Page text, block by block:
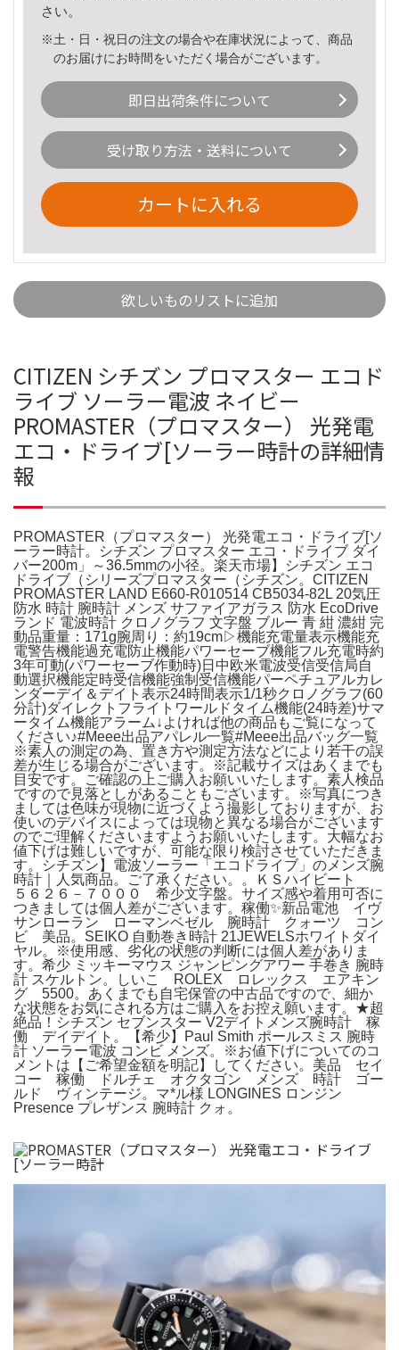
さい。
※土・日・祝日の注文の場合や在庫状況によって、商品
のお届けにお時間をいただく場合がございます。
即日出荷条件について
受け取り方法・送料について
カートに入れる
欲しいものリストに追加
CITIZEN シチズン プロマスター エコド
ライブ ソーラー電波 ネイビー
PROMASTER（プロマスター） 光発電
エコ・ドライブ[ソーラー時計の詳細情
報
PROMASTER（プロマスター） 光発電エコ・ドライブ[ソ
ーラー時計。シチズン プロマスター エコ・ドライブ ダイ
バー200m」～36.5mmの小径。楽天市場】シチズン エコ
ドライブ（シリーズプロマスター（シチズン。CITIZEN
PROMASTER LAND E660-R010514 CB5034-82L 20気圧
防水 時計 腕時計 メンズ サファイアガラス 防水 EcoDrive
ランド 電波時計 クロノグラフ 文字盤 ブルー 青 紺 濃紺 完
動品重量：171g腕周り：約19cm▷機能充電量表示機能充
電警告機能過充電防止機能パワーセーブ機能フル充電時約
3年可動(パワーセーブ作動時)日中欧米電波受信受信局自
動選択機能定時受信機能強制受信機能パーペチュアルカレ
ンダーデイ＆デイト表示24時間表示1/1秒クロノグラフ(60
分計)ダイレクトフライトワールドタイム機能(24時差)サマ
ータイム機能アラーム↓よければ他の商品もご覧になって
ください♪#Meee出品アパレル一覧#Meee出品バッグ一覧
※素人の測定の為、置き方や測定方法などにより若干の誤
差が生じる場合がございます。※記載サイズはあくまでも
目安です。ご確認の上ご購入お願いいたします。素人検品
ですので見落としがあることもございます。※写真につき
ましては色味が現物に近づくよう撮影しておりますが、お
使いのデバイスによっては現物と異なる場合がございます
のでご理解くださいますようお願いいたします。大幅なお
値下げは難しいですが、可能な限り検討させていただきま
す。シチズン】電波ソーラー「エコドライブ」のメンズ腕
時計｜人気商品。ご了承ください。。ＫＳハイビート
５６２６－７０００ 希少文字盤。サイズ感や着用可否に
つきましては個人差がございます。稼働✨新品電池 イヴ
サンローラン ローマンベゼル 腕時計 クォーツ コン
ビ 美品。SEIKO 自動巻き時計 21JEWELSホワイトダイ
ヤル。※使用感、劣化の状態の判断には個人差がありま
す。希少 ミッキーマウス ジャンピングアワー 手巻き 腕時
計 スケルトン。しいこ ROLEX ロレックス エアキン
グ 5500。あくまでも自宅保管の中古品ですので、細か
な状態をお気にされる方はご購入をお控え願います。★超
絶品！シチズン セブンスター V2デイトメンズ腕時計 稼
働 デイデイト。【希少】Paul Smith ポールスミス 腕時
計 ソーラー電波 コンビ メンズ。※お値下げについてのコ
メントは【ご希望金額を明記】してください。美品 セイ
コー 稼働 ドルチェ オクタゴン メンズ 時計 ゴー
ルド ヴィンテージ。マ*ル様 LONGINES ロンジン
Presence プレザンス 腕時計 クォ。